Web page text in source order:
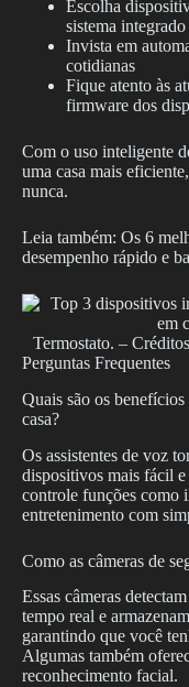
Escolha
sistema integrado
Invista em
cotidianas
Fique atento às
firmware dos
Com o uso inteligente
uma casa mais
nunca.
Leia também: Os 6
desempenho rápido e
Termostato. –
Perguntas Frequentes
Quais são os
casa?
Os assistentes de voz
dispositivos mais fácil
controle funções como
entretenimento com
Como as câmeras de
Essas câmeras
tempo real e
garantindo que você
Algumas também
reconhecimento facial.